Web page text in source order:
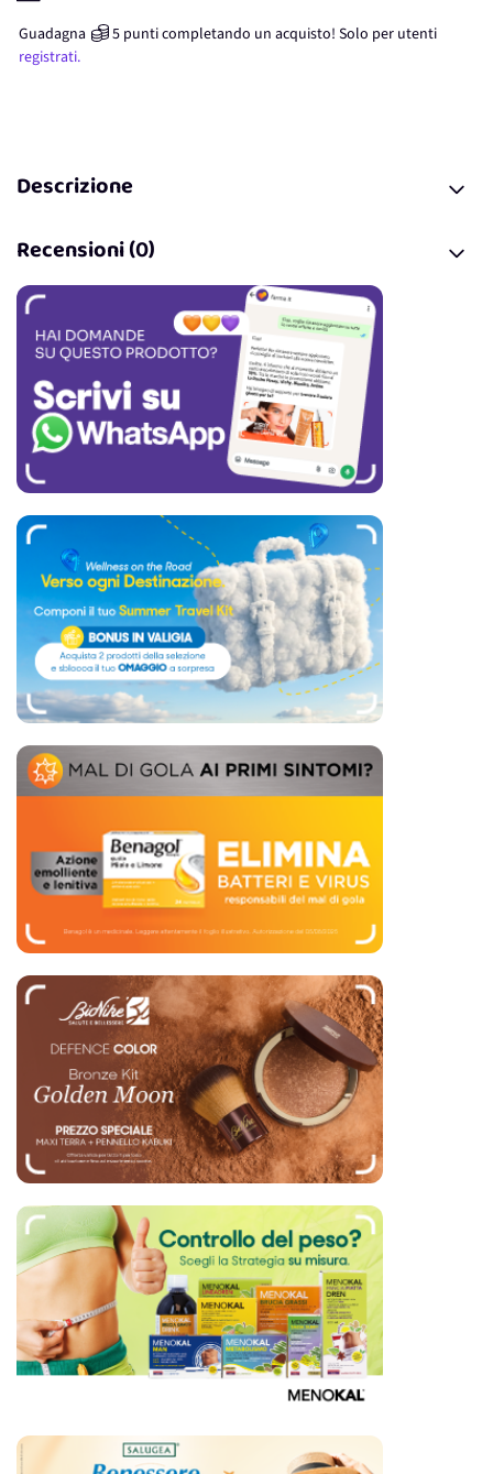
Guadagna 5 punticompletando un acquisto! Solo per utenti
registrati.
Descrizione
Recensioni (0)